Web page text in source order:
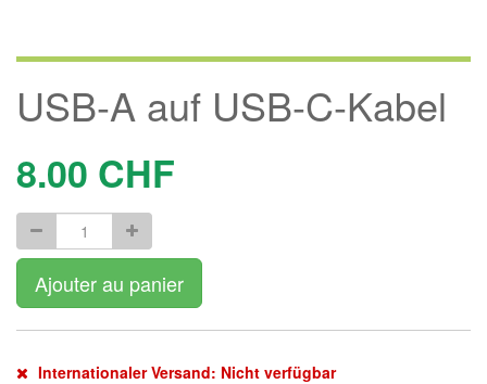
USB-A auf USB-C-Kabel
8.00 CHF
Ajouter au panier
Internationaler Versand: Nicht verfügbar